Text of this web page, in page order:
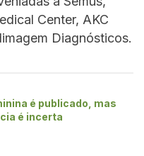
Center, AKC
Diagnósticos.
é publicado, mas
é incerta